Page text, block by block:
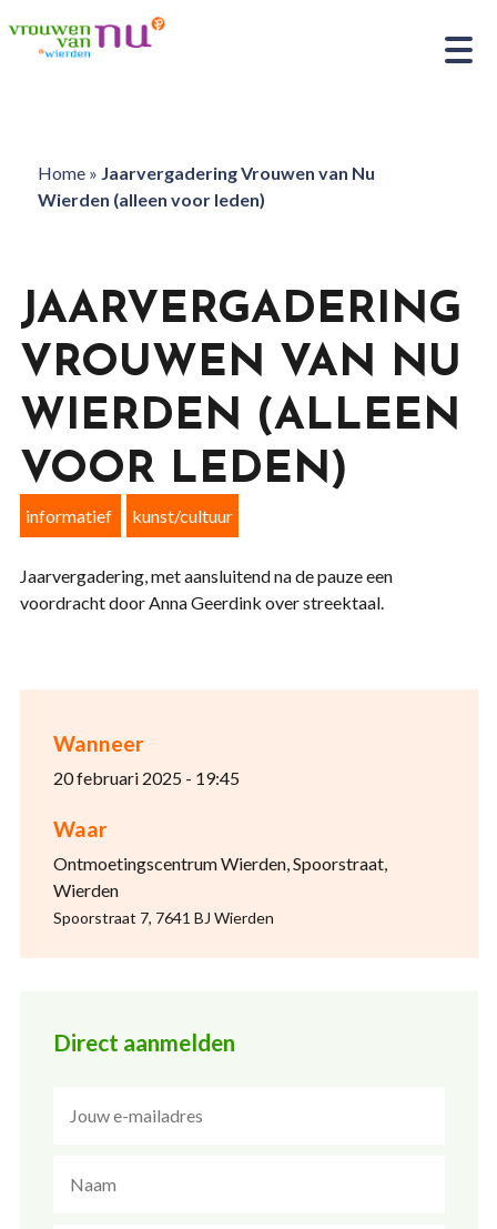
Home» Jaarvergadering Vrouwen van Nu
Wierden (alleen voor leden)
Wanneer
20 februari 2025 - 19:45
Waar
Ontmoetingscentrum Wierden, Spoorstraat,
Wierden
Spoorstraat 7, 7641 BJ Wierden
Direct aanmelden
JAARVERGADERING
VROUWEN VAN NU
WIERDEN (ALLEEN
VOOR LEDEN)
informatief kunst/cultuur
Jaarvergadering, met aansluitend na de pauze een
voordracht door Anna Geerdink over streektaal.